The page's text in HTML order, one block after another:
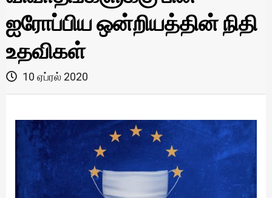
ஐரோப்பிய ஒன்றியத்தின் நிதி
உதவிகள்
10 ஏப்ரல் 2020